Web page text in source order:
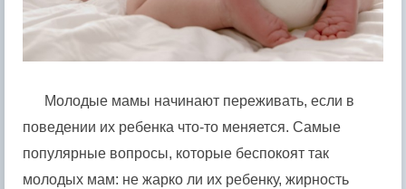
Молодые мамы начинают переживать, если в
поведении их ребенка что-то меняется. Самые
популярные вопросы, которые беспокоят так
молодых мам: не жарко ли их ребенку, жирность